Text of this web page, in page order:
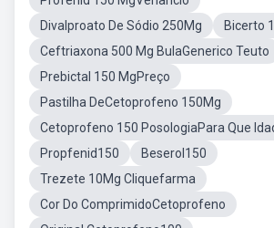
Divalproato De Sódio 250Mg
Bicerto
Ceftriaxona 500 Mg BulaGenerico Teuto
Prebictal 150 MgPreço
Pastilha DeCetoprofeno 150Mg
Cetoprofeno 150 PosologiaPara Que
Propfenid150
Beserol150
Trezete 10Mg Cliquefarma
Cor Do ComprimidoCetoprofeno